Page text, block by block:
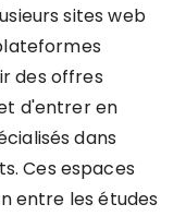
sites web
des offres
d'entrer en
dans
Ces espaces
entre les études